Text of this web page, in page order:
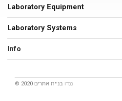
Laboratory Equipment
© 2020 ננדו בניית אתרים
Laboratory Systems
Info